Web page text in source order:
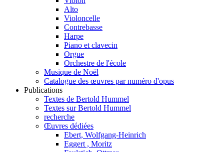
Alto
Violoncelle
Contrebasse
Harpe
Piano et clavecin
Orgue
Orchestre de l'école
Musique de Noël
Catalogue des œuvres par numéro d'opus
Publications
Textes de Bertold Hummel
Textes sur Bertold Hummel
recherche
Œuvres dédiées
Ebert, Wolfgang-Heinrich
Eggert , Moritz